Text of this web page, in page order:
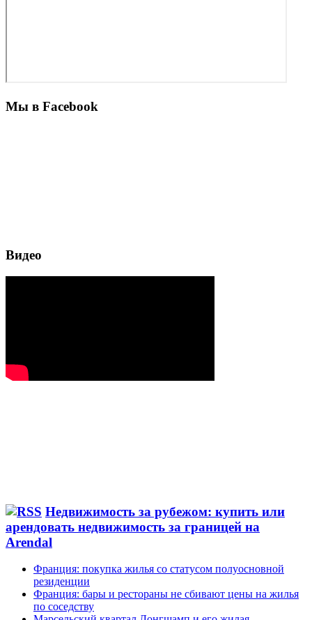
Мы в Facebook
Видео
Недвижимость за рубежом: купить или
арендовать недвижимость за границей на
Arendal
Франция: покупка жилья со статусом полуосновной
резиденции
Франция: бары и рестораны не сбивают цены на жилья
по соседству